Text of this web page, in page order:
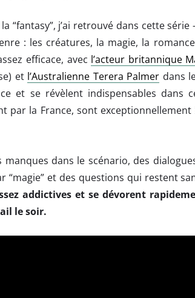
“fantasy”, j’ai retrouvé dans cette série
: les créatures, la magie, la
efficace, avec l’acteur britannique
et l’Australienne Terera Palmer dans
et se révèlent indispensables dans
par la France, sont
dans le scénario, des
et des questions qui restent
addictives et se dévorent
le soir.